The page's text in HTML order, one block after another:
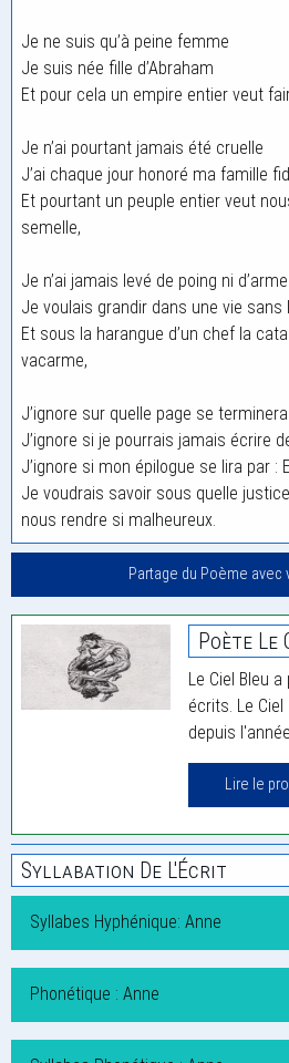
Je ne suis qu’à peine femme
Je suis née fille d’Abraham
Et pour cela un empire entier veut
Je n’ai pourtant jamais été cruelle
J’ai chaque jour honoré ma famille
Et pourtant un peuple entier veut
semelle,
Je n’ai jamais levé de poing ni
Je voulais grandir dans une vie sans
Et sous la harangue d’un chef la
vacarme,
J’ignore sur quelle page se
J’ignore si je pourrais jamais écrire
J’ignore si mon épilogue se lira par
Je voudrais savoir sous quelle
nous rendre si malheureux.
Partage du Poème avec
Poète Le
Le Ciel Bleu
écrits. Le
depuis
Lire le
Syllabation De L'Écrit
Syllabes Hyphénique: Anne
Phonétique : Anne